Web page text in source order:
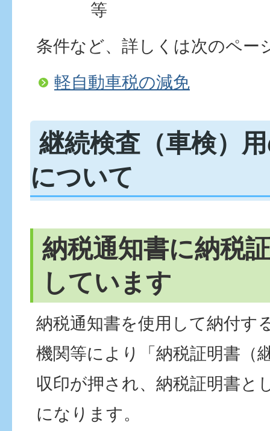
等
条件など、詳しくは次のペー
軽自動車税の減免
継続検査（車検）
について
納税通知書に納税
しています
納税通知書を使用して納付す
機関等により「納税証明書（
収印が押され、納税証明書と
になります。